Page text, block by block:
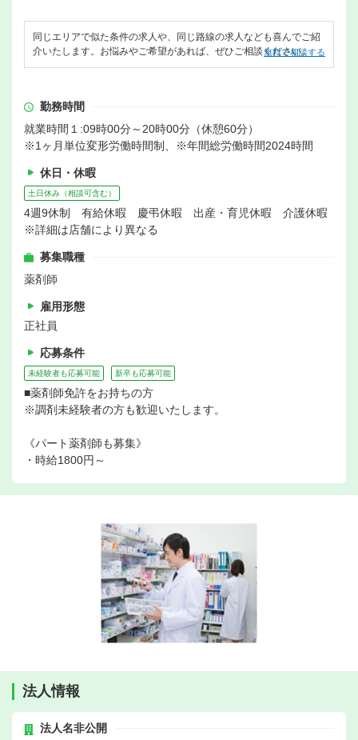
同じエリアで似た条件の求人や、同じ路線の求人なども喜んでご紹
介いたします。お悩みやご希望があれば、ぜひご相談ください。
無料で相談する
勤務時間
就業時間１:09時00分～20時00分（休憩60分）
※1ヶ月単位変形労働時間制、※年間総労働時間2024時間
休日・休暇
土日休み（相談可含む）
4週9休制 有給休暇 慶弔休暇 出産・育児休暇 介護休暇
※詳細は店舗により異なる
募集職種
薬剤師
雇用形態
正社員
応募条件
未経験者も応募可能 新卒も応募可能
■薬剤師免許をお持ちの方
※調剤未経験者の方も歓迎いたします。
《パート薬剤師も募集》
・時給1800円～
法人情報
法人名非公開